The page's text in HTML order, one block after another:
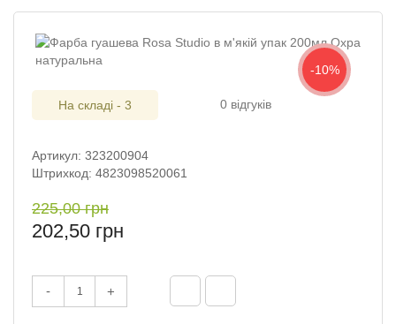
-10%
На складі - 3 0 відгуків
Артикул: 323200904
Штрихкод: 4823098520061
225,00 грн
202,50 грн
- +